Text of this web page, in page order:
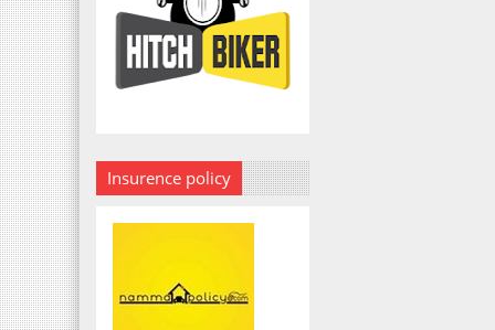
Insurence policy